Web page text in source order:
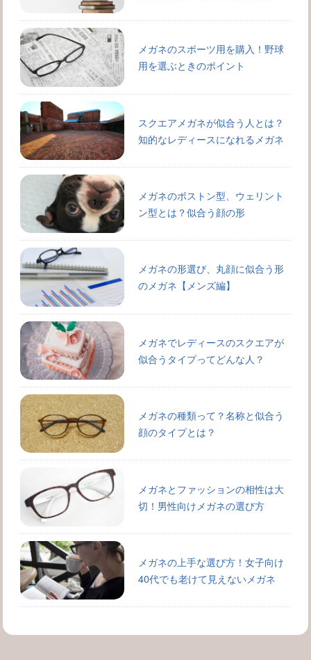
メガネのスポーツ用を購入！野球
用を選ぶときのポイント
スクエアメガネが似合う人とは？
知的なレディースになれるメガネ
メガネのボストン型、ウェリント
ン型とは？似合う顔の形
メガネの形選び、丸顔に似合う形
のメガネ【メンズ編】
メガネでレディースのスクエアが
似合うタイプってどんな人？
メガネの種類って？名称と似合う
顔のタイプとは？
メガネとファッションの相性は大
切！男性向けメガネの選び方
メガネの上手な選び方！女子向け
40代でも老けて見えないメガネ